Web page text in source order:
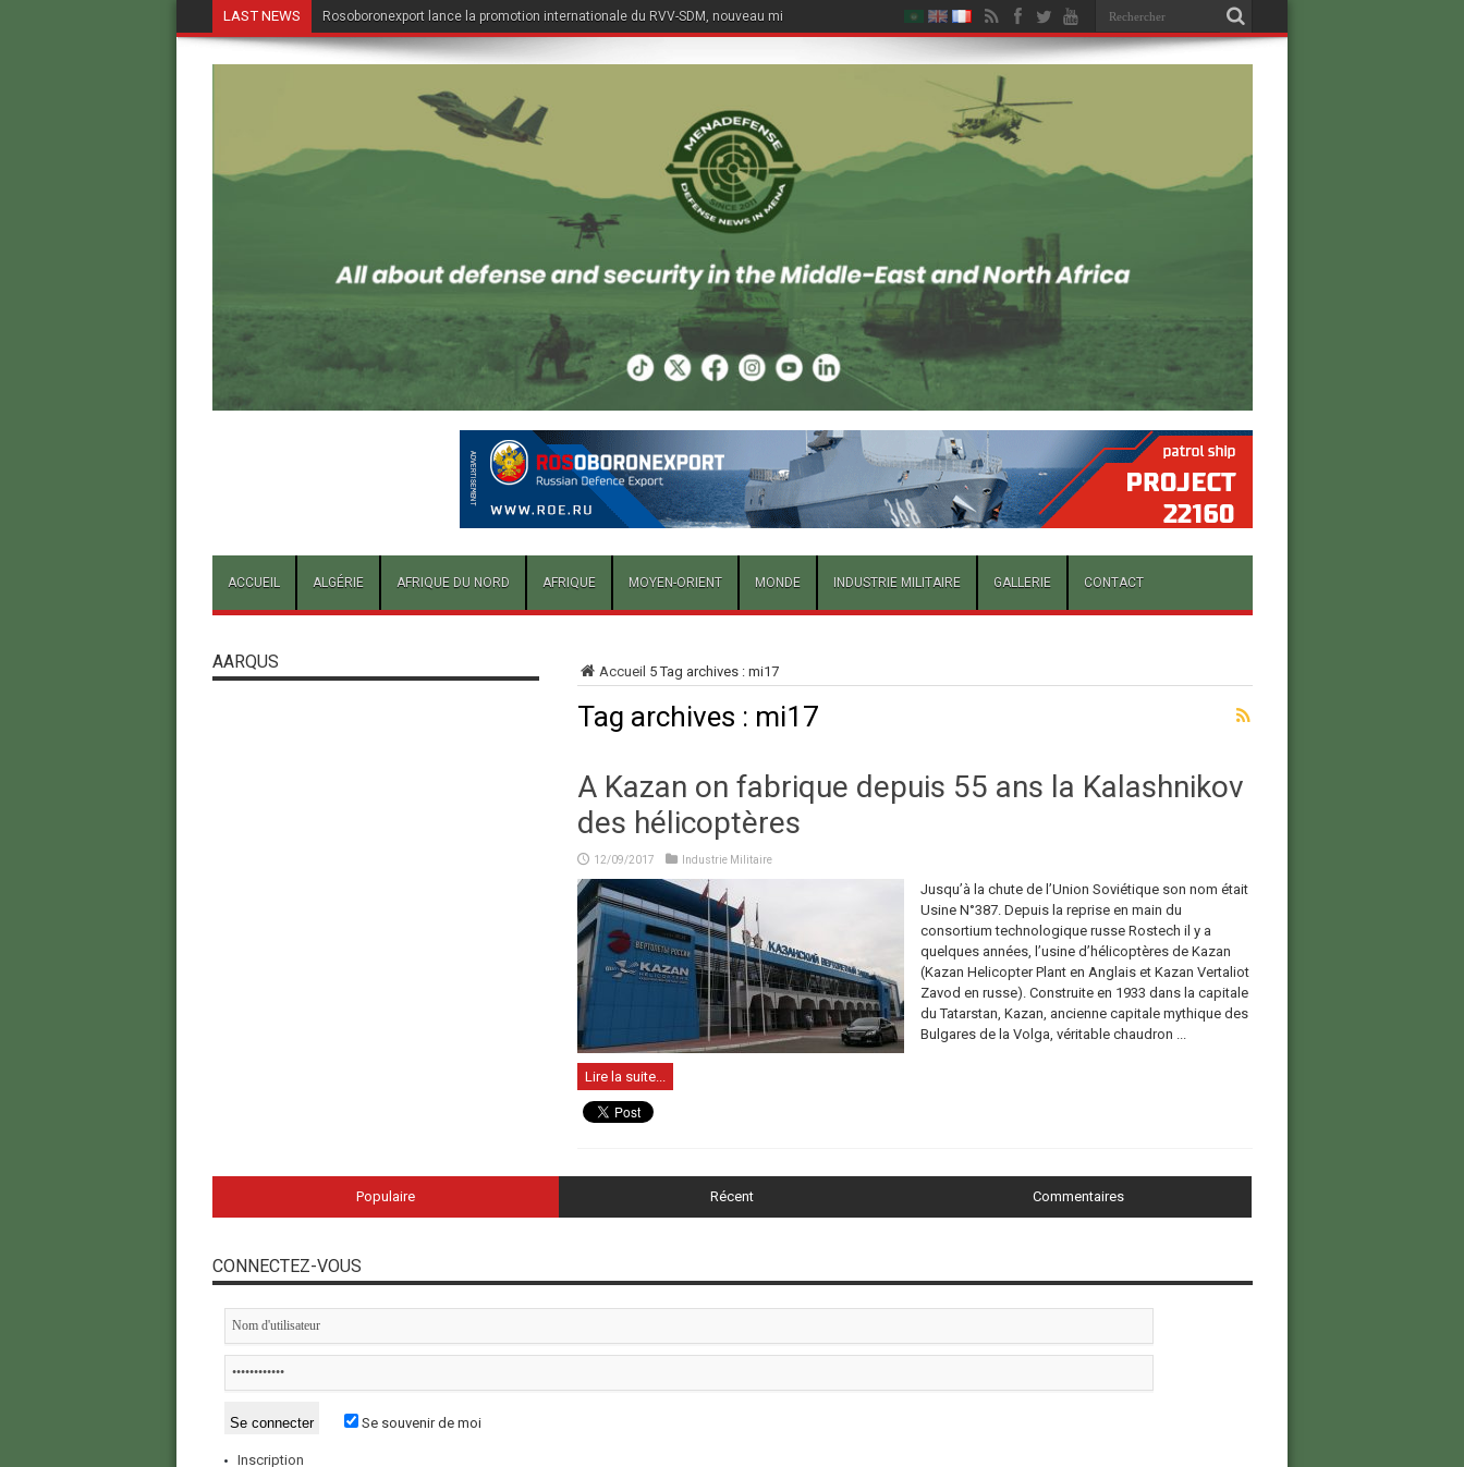
LAST NEWS Rosoboronexport lance la promotion internationale du RVV-SDM, nouveau missile air-air du Su-57E
ACCUEIL ALGÉRIE AFRIQUE DU NORD AFRIQUE MOYEN-ORIENT MONDE INDUSTRIE MILITAIRE GALLERIE CONTACT
Accueil 5Tag archives : mi17
Tag archives : mi17
A Kazan on fabrique depuis 55 ans la Kalashnikov
des hélicoptères
12/09/2017 Industrie Militaire
Jusqu’à la chute de l’Union Soviétique son nom était
Usine N°387. Depuis la reprise en main du
consortium technologique russe Rostech il y a
quelques années, l’usine d’hélicoptères de Kazan
(Kazan Helicopter Plant en Anglais et Kazan Vertaliot
Zavod en russe). Construite en 1933 dans la capitale
du Tatarstan, Kazan, ancienne capitale mythique des
Bulgares de la Volga, véritable chaudron ...
Lire la suite...
AARQUS
Populaire Récent Commentaires
CONNECTEZ-VOUS
Se souvenir de moi
Inscription